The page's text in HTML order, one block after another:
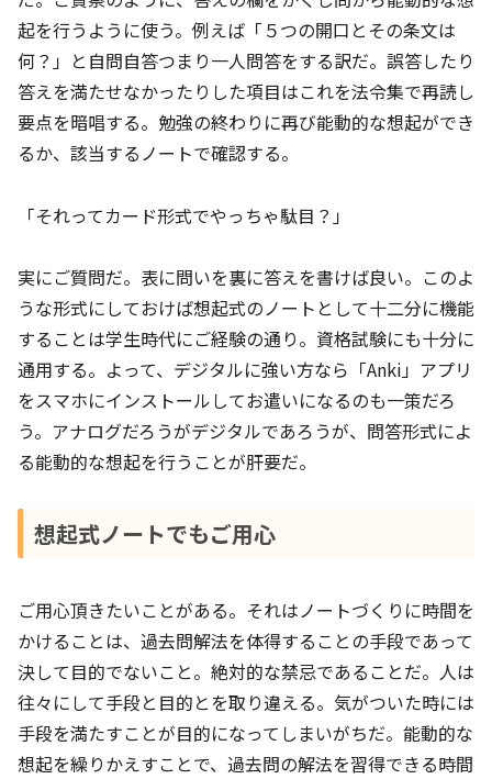
起を行うように使う。例えば「５つの開口とその条文は
何？」と自問自答つまり一人問答をする訳だ。誤答したり
答えを満たせなかったりした項目はこれを法令集で再読し
要点を暗唱する。勉強の終わりに再び能動的な想起ができ
るか、該当するノートで確認する。
「それってカード形式でやっちゃ駄目？」
実にご質問だ。表に問いを裏に答えを書けば良い。このよ
うな形式にしておけば想起式のノートとして十二分に機能
することは学生時代にご経験の通り。資格試験にも十分に
通用する。よって、デジタルに強い方なら「Anki」アプリ
をスマホにインストールしてお遣いになるのも一策だろ
う。アナログだろうがデジタルであろうが、問答形式によ
る能動的な想起を行うことが肝要だ。
想起式ノートでもご用心
ご用心頂きたいことがある。それはノートづくりに時間を
かけることは、過去問解法を体得することの手段であって
決して目的でないこと。絶対的な禁忌であることだ。人は
往々にして手段と目的とを取り違える。気がついた時には
手段を満たすことが目的になってしまいがちだ。能動的な
想起を繰りかえすことで、過去問の解法を習得できる時間